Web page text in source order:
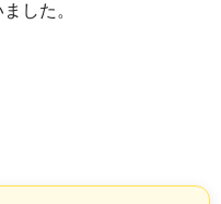
した。